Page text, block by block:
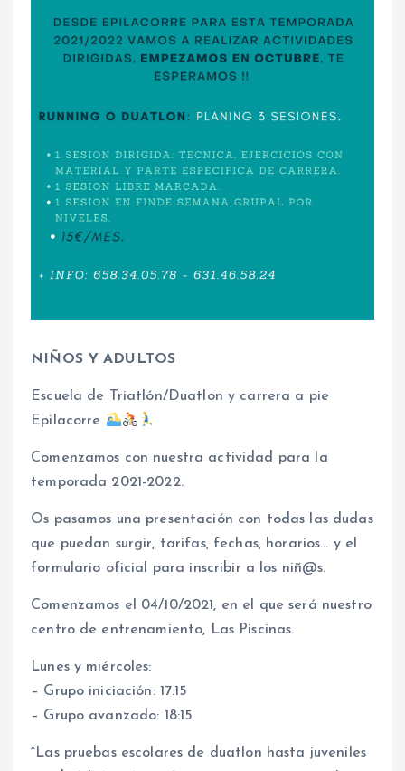
NIÑOS Y ADULTOS
Escuela de Triatlón/Duatlon y carrera a pie
Epilacorre
Comenzamos con nuestra actividad para la
temporada 2021-2022.
Os pasamos una presentación con todas las dudas
que puedan surgir, tarifas, fechas, horarios… y el
formulario oficial para inscribir a los niñ@s.
Comenzamos el 04/10/2021, en el que será nuestro
centro de entrenamiento, Las Piscinas.
Lunes y miércoles:
– Grupo iniciación: 17:15
– Grupo avanzado: 18:15
*Las pruebas escolares de duatlon hasta juveniles